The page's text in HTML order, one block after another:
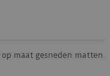
maat gesneden matten